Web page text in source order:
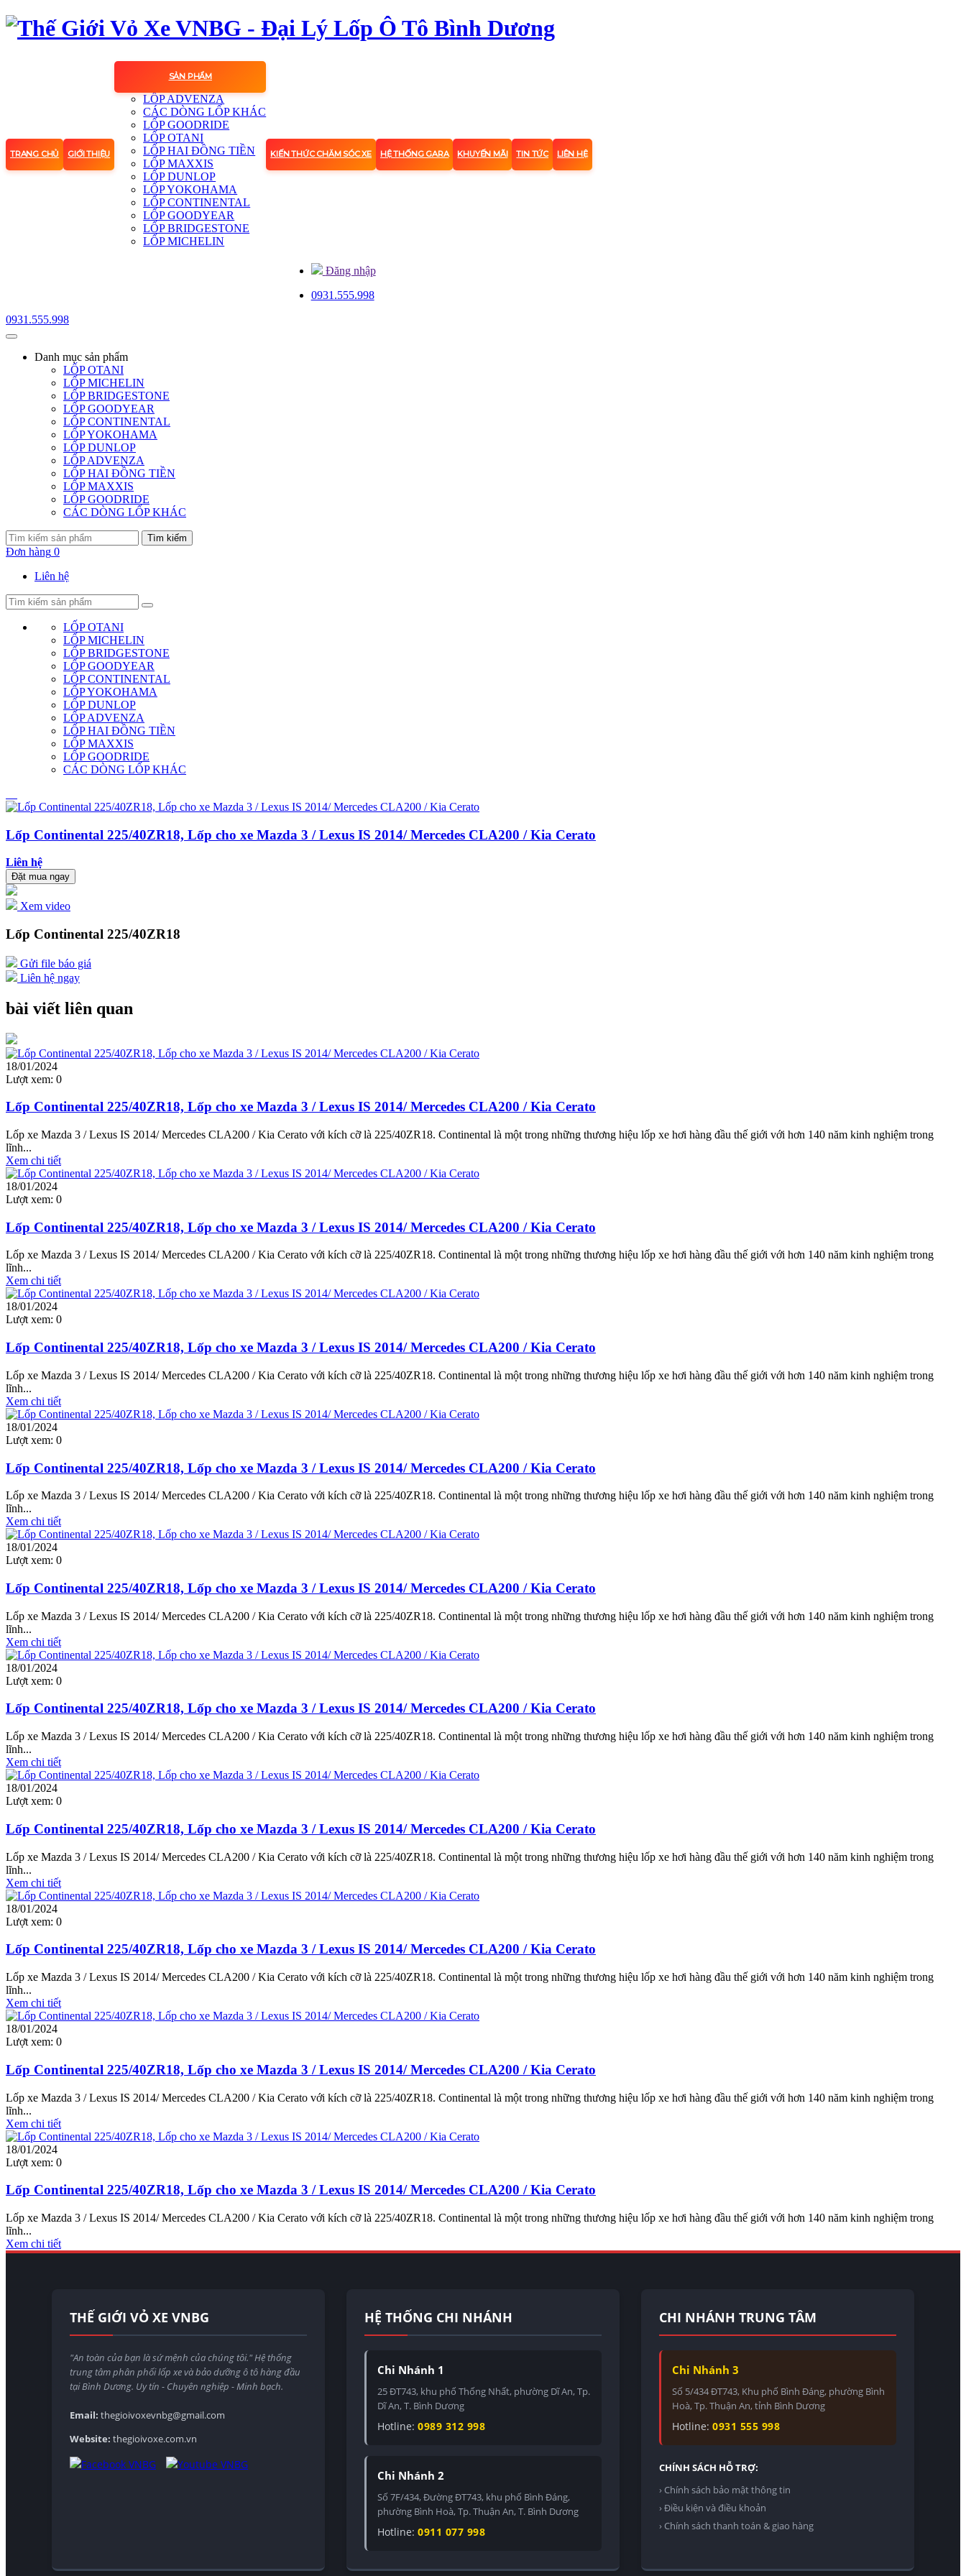
TRANG CHỦ GIỚI THIỆU
SẢN PHẨM
LỐP ADVENZA
CÁC DÒNG LỐP KHÁC
LỐP GOODRIDE
LỐP OTANI
LỐP HAI ĐỒNG TIỀN
LỐP MAXXIS
LỐP DUNLOP
LỐP YOKOHAMA
LỐP CONTINENTAL
LỐP GOODYEAR
LỐP BRIDGESTONE
LỐP MICHELIN
KIẾN THỨC CHĂM SÓC XE HỆ THỐNG GARA KHUYẾN MÃI TIN TỨC LIÊN HỆ
Đăng nhập
0931.555.998
0931.555.998
Danh mục sản phẩm
LỐP OTANI
LỐP MICHELIN
LỐP BRIDGESTONE
LỐP GOODYEAR
LỐP CONTINENTAL
LỐP YOKOHAMA
LỐP DUNLOP
LỐP ADVENZA
LỐP HAI ĐỒNG TIỀN
LỐP MAXXIS
LỐP GOODRIDE
CÁC DÒNG LỐP KHÁC
Tìm kiếm
Đơn hàng 0
Liên hệ
LỐP OTANI
LỐP MICHELIN
LỐP BRIDGESTONE
LỐP GOODYEAR
LỐP CONTINENTAL
LỐP YOKOHAMA
LỐP DUNLOP
LỐP ADVENZA
LỐP HAI ĐỒNG TIỀN
LỐP MAXXIS
LỐP GOODRIDE
CÁC DÒNG LỐP KHÁC
Lốp Continental 225/40ZR18, Lốp cho xe Mazda 3 / Lexus IS 2014/ Mercedes CLA200 / Kia Cerato
Liên hệ
Đặt mua ngay
Xem video
Lốp Continental 225/40ZR18
Gửi file báo giá
Liên hệ ngay
bài viết liên quan
18/01/2024
Lượt xem: 0
Lốp Continental 225/40ZR18, Lốp cho xe Mazda 3 / Lexus IS 2014/ Mercedes CLA200 / Kia Cerato
Lốp xe Mazda 3 / Lexus IS 2014/ Mercedes CLA200 / Kia Cerato với kích cỡ là 225/40ZR18. Continental là một trong những thương hiệu lốp xe hơi hàng đầu thế giới với hơn 140 năm kinh nghiệm trong
lĩnh...
Xem chi tiết
18/01/2024
Lượt xem: 0
Lốp Continental 225/40ZR18, Lốp cho xe Mazda 3 / Lexus IS 2014/ Mercedes CLA200 / Kia Cerato
Lốp xe Mazda 3 / Lexus IS 2014/ Mercedes CLA200 / Kia Cerato với kích cỡ là 225/40ZR18. Continental là một trong những thương hiệu lốp xe hơi hàng đầu thế giới với hơn 140 năm kinh nghiệm trong
lĩnh...
Xem chi tiết
18/01/2024
Lượt xem: 0
Lốp Continental 225/40ZR18, Lốp cho xe Mazda 3 / Lexus IS 2014/ Mercedes CLA200 / Kia Cerato
Lốp xe Mazda 3 / Lexus IS 2014/ Mercedes CLA200 / Kia Cerato với kích cỡ là 225/40ZR18. Continental là một trong những thương hiệu lốp xe hơi hàng đầu thế giới với hơn 140 năm kinh nghiệm trong
lĩnh...
Xem chi tiết
18/01/2024
Lượt xem: 0
Lốp Continental 225/40ZR18, Lốp cho xe Mazda 3 / Lexus IS 2014/ Mercedes CLA200 / Kia Cerato
Lốp xe Mazda 3 / Lexus IS 2014/ Mercedes CLA200 / Kia Cerato với kích cỡ là 225/40ZR18. Continental là một trong những thương hiệu lốp xe hơi hàng đầu thế giới với hơn 140 năm kinh nghiệm trong
lĩnh...
Xem chi tiết
18/01/2024
Lượt xem: 0
Lốp Continental 225/40ZR18, Lốp cho xe Mazda 3 / Lexus IS 2014/ Mercedes CLA200 / Kia Cerato
Lốp xe Mazda 3 / Lexus IS 2014/ Mercedes CLA200 / Kia Cerato với kích cỡ là 225/40ZR18. Continental là một trong những thương hiệu lốp xe hơi hàng đầu thế giới với hơn 140 năm kinh nghiệm trong
lĩnh...
Xem chi tiết
18/01/2024
Lượt xem: 0
Lốp Continental 225/40ZR18, Lốp cho xe Mazda 3 / Lexus IS 2014/ Mercedes CLA200 / Kia Cerato
Lốp xe Mazda 3 / Lexus IS 2014/ Mercedes CLA200 / Kia Cerato với kích cỡ là 225/40ZR18. Continental là một trong những thương hiệu lốp xe hơi hàng đầu thế giới với hơn 140 năm kinh nghiệm trong
lĩnh...
Xem chi tiết
18/01/2024
Lượt xem: 0
Lốp Continental 225/40ZR18, Lốp cho xe Mazda 3 / Lexus IS 2014/ Mercedes CLA200 / Kia Cerato
Lốp xe Mazda 3 / Lexus IS 2014/ Mercedes CLA200 / Kia Cerato với kích cỡ là 225/40ZR18. Continental là một trong những thương hiệu lốp xe hơi hàng đầu thế giới với hơn 140 năm kinh nghiệm trong
lĩnh...
Xem chi tiết
18/01/2024
Lượt xem: 0
Lốp Continental 225/40ZR18, Lốp cho xe Mazda 3 / Lexus IS 2014/ Mercedes CLA200 / Kia Cerato
Lốp xe Mazda 3 / Lexus IS 2014/ Mercedes CLA200 / Kia Cerato với kích cỡ là 225/40ZR18. Continental là một trong những thương hiệu lốp xe hơi hàng đầu thế giới với hơn 140 năm kinh nghiệm trong
lĩnh...
Xem chi tiết
18/01/2024
Lượt xem: 0
Lốp Continental 225/40ZR18, Lốp cho xe Mazda 3 / Lexus IS 2014/ Mercedes CLA200 / Kia Cerato
Lốp xe Mazda 3 / Lexus IS 2014/ Mercedes CLA200 / Kia Cerato với kích cỡ là 225/40ZR18. Continental là một trong những thương hiệu lốp xe hơi hàng đầu thế giới với hơn 140 năm kinh nghiệm trong
lĩnh...
Xem chi tiết
18/01/2024
Lượt xem: 0
Lốp Continental 225/40ZR18, Lốp cho xe Mazda 3 / Lexus IS 2014/ Mercedes CLA200 / Kia Cerato
Lốp xe Mazda 3 / Lexus IS 2014/ Mercedes CLA200 / Kia Cerato với kích cỡ là 225/40ZR18. Continental là một trong những thương hiệu lốp xe hơi hàng đầu thế giới với hơn 140 năm kinh nghiệm trong
lĩnh...
Xem chi tiết
THẾ GIỚI VỎ XE VNBG
"An toàn của bạn là sứ mệnh của chúng tôi." Hệ thống
trung tâm phân phối lốp xe và bảo dưỡng ô tô hàng đầu
tại Bình Dương. Uy tín - Chuyên nghiệp - Minh bạch.
Email: thegioivoxevnbg@gmail.com
Website: thegioivoxe.com.vn
HỆ THỐNG CHI NHÁNH
Chi Nhánh 1
25 ĐT743, khu phố Thống Nhất, phường Dĩ An, Tp.
Dĩ An, T. Bình Dương
Hotline: 0989 312 998
Chi Nhánh 2
Số 7F/434, Đường ĐT743, khu phố Bình Đáng,
phường Bình Hoà, Tp. Thuận An, T. Bình Dương
Hotline: 0911 077 998
CHI NHÁNH TRUNG TÂM
Chi Nhánh 3
Số 5/434 ĐT743, Khu phố Bình Đáng, phường Bình
Hoà, Tp. Thuận An, tỉnh Bình Dương
Hotline: 0931 555 998
CHÍNH SÁCH HỖ TRỢ:
› Chính sách bảo mật thông tin
› Điều kiện và điều khoản
› Chính sách thanh toán & giao hàng